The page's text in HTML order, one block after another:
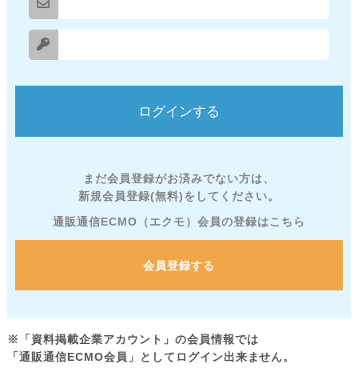
まだ会員登録がお済みでない方は、
新規会員登録(無料)をしてください。
通販通信ECMO（エクモ）会員の登録はこちら
会員登録する
※「資料掲載企業アカウント」の会員情報では
「通販通信ECMO会員」としてログイン出来ません。